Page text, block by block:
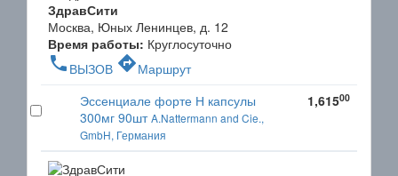
ЗдравСити
Москва, Юных Ленинцев, д. 12
Время работы: Круглосуточно
phone ВЫЗОВ directionsМаршрут
Эссенциале форте Н капсулы
300мг 90штA.Nattermann and Cie.,
GmbH, Германия
1,61500